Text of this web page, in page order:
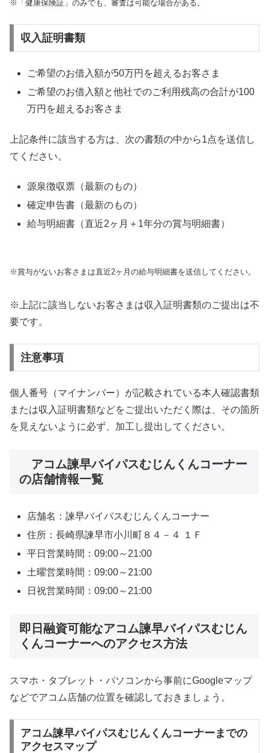
※「健康保険証」のみでも、審査は可能な場合がある。
収入証明書類
ご希望のお借入額が50万円を超えるお客さま
ご希望のお借入額と他社でのご利用残高の合計が100
万円を超えるお客さま
上記条件に該当する方は、次の書類の中から1点を送信し
てください。
源泉徴収票（最新のもの）
確定申告書（最新のもの）
給与明細書（直近2ヶ月＋1年分の賞与明細書）
※賞与がないお客さまは直近2ヶ月の給与明細書を送信してください。
※上記に該当しないお客さまは収入証明書類のご提出は不
要です。
注意事項
個人番号（マイナンバー）が記載されている本人確認書類
または収入証明書類などをご提出いただく際は、その箇所
を見えないように必ず、加工し提出してください。
アコム諫早バイパスむじんくんコーナー
の店舗情報一覧
店舗名：諫早バイパスむじんくんコーナー
住所：長崎県諫早市小川町８４－４ １Ｆ
平日営業時間：09:00～21:00
土曜営業時間：09:00～21:00
日祝営業時間：09:00～21:00
即日融資可能なアコム諫早バイパスむじん
くんコーナーへのアクセス方法
スマホ・タブレット・パソコンから事前にGoogleマップ
などでアコム店舗の位置を確認しておきましょう。
アコム諫早バイパスむじんくんコーナーまでの
アクセスマップ